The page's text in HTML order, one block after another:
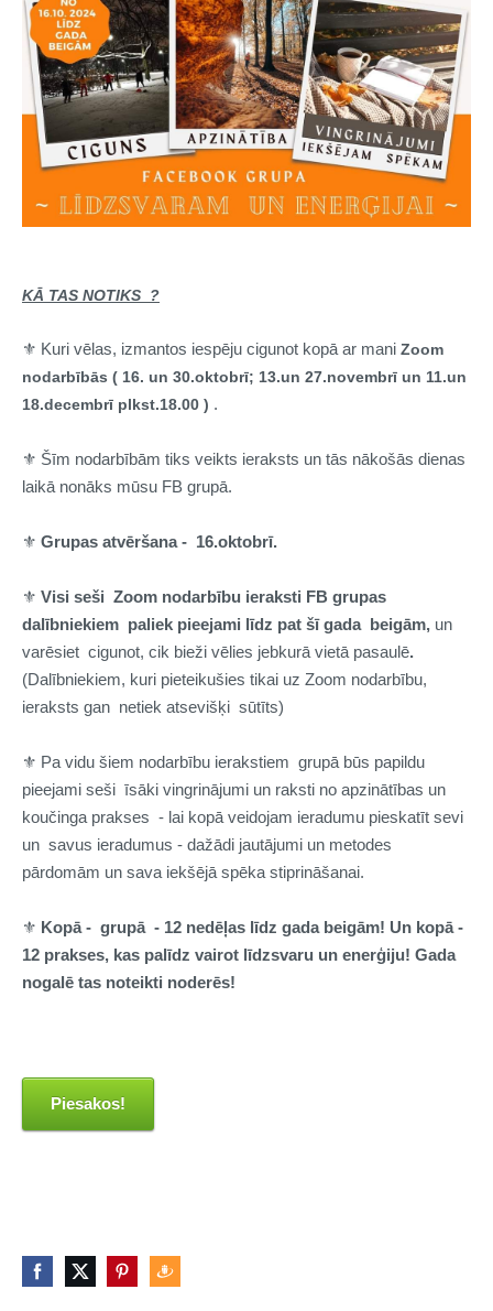
KĀ TAS NOTIKS ?
⚜️ Kuri vēlas, izmantos iespēju cigunot kopā ar mani Zoom
nodarbībās ( 16. un 30.oktobrī; 13.un 27.novembrī un 11.un
18.decembrī plkst.18.00 ) .
⚜️ Šīm nodarbībām tiks veikts ieraksts un tās nākošās dienas
laikā nonāks mūsu FB grupā.
⚜️ Grupas atvēršana - 16.oktobrī.
⚜️ Visi seši Zoom nodarbību ieraksti FB grupas
dalībniekiem paliek pieejami līdz pat šī gada beigām, un
varēsiet cigunot, cik bieži vēlies jebkurā vietā pasaulē.
(Dalībniekiem, kuri pieteikušies tikai uz Zoom nodarbību,
ieraksts gan netiek atsevišķi sūtīts)
⚜️ Pa vidu šiem nodarbību ierakstiem grupā būs papildu
pieejami seši īsāki vingrinājumi un raksti no apzinātības un
koučinga prakses - lai kopā veidojam ieradumu pieskatīt sevi
un savus ieradumus - dažādi jautājumi un metodes
pārdomām un sava iekšējā spēka stiprināšanai.
⚜️ Kopā - grupā - 12 nedēļas līdz gada beigām! Un kopā -
12 prakses, kas palīdz vairot līdzsvaru un enerģiju! Gada
nogalē tas noteikti noderēs!
Piesakos!